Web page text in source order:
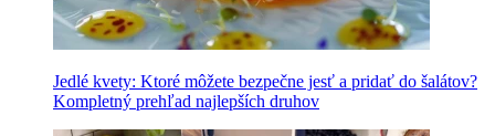
Jedlé kvety: Ktoré môžete bezpečne jesť a pridať do šalátov?
Kompletný prehľad najlepších druhov